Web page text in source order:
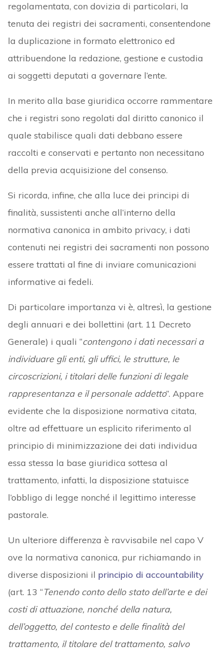
regolamentata, con dovizia di particolari, la
tenuta dei registri dei sacramenti, consentendone
la duplicazione in formato elettronico ed
attribuendone la redazione, gestione e custodia
ai soggetti deputati a governare l’ente.
In merito alla base giuridica occorre rammentare
che i registri sono regolati dal diritto canonico il
quale stabilisce quali dati debbano essere
raccolti e conservati e pertanto non necessitano
della previa acquisizione del consenso.
Si ricorda, infine, che alla luce dei principi di
finalità, sussistenti anche all’interno della
normativa canonica in ambito privacy, i dati
contenuti nei registri dei sacramenti non possono
essere trattati al fine di inviare comunicazioni
informative ai fedeli.
Di particolare importanza vi è, altresì, la gestione
degli annuari e dei bollettini (art. 11 Decreto
Generale) i quali “contengono i dati necessari a
individuare gli enti, gli uffici, le strutture, le
circoscrizioni, i titolari delle funzioni di legale
rappresentanza e il personale addetto”. Appare
evidente che la disposizione normativa citata,
oltre ad effettuare un esplicito riferimento al
principio di minimizzazione dei dati individua
essa stessa la base giuridica sottesa al
trattamento, infatti, la disposizione statuisce
l’obbligo di legge nonché il legittimo interesse
pastorale.
Un ulteriore differenza è ravvisabile nel capo V
ove la normativa canonica, pur richiamando in
diverse disposizioni il principio di accountability
(art. 13 “Tenendo conto dello stato dell’arte e dei
costi di attuazione, nonché della natura,
dell’oggetto, del contesto e delle finalità del
trattamento, il titolare del trattamento, salvo